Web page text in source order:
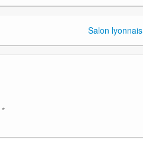
Salon lyonnais
*